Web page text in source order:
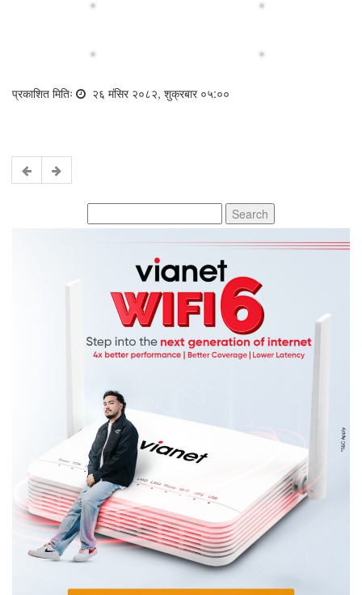
प्रकाशित मितिः २६ मंसिर २०८२, शुक्रबार ०५:००
for: